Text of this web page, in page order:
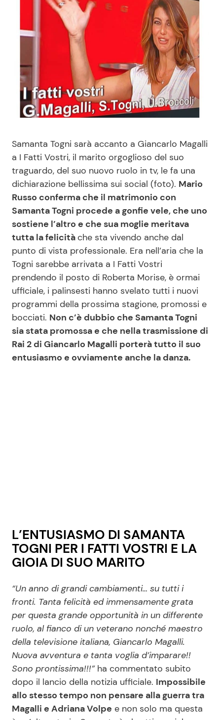
News Spettacolo
Benessere
Casa
Moda e Style
Mondo Mamma
News benessere
Salute
Viaggi e Turismo
Festività
Cucina e Ricette
Consigli di Cucina
Dolci
Le Ricette in TV
Primi Piatti
Ricette Facili e Veloci
Ricette Feste
Ricette per Bambini
Seguici
Info
Chi siamo
Samanta Togni sarà accanto a Giancarlo Magalli
a I Fatti Vostri, il marito orgoglioso del suo
traguardo, del suo nuovo ruolo in tv, le fa una
dichiarazione bellissima sui social (foto). Mario
Russo conferma che il matrimonio con
Samanta Togni procede a gonfie vele, che uno
sostiene l’altro e che sua moglie meritava
tutta la felicità che sta vivendo anche dal
punto di vista professionale. Era nell’aria che la
Togni sarebbe arrivata a I Fatti Vostri
prendendo il posto di Roberta Morise, è ormai
ufficiale, i palinsesti hanno svelato tutti i nuovi
programmi della prossima stagione, promossi e
bocciati. Non c’è dubbio che Samanta Togni
sia stata promossa e che nella trasmissione di
Rai 2 di Giancarlo Magalli porterà tutto il suo
entusiasmo e ovviamente anche la danza.
L’ENTUSIASMO DI SAMANTA
TOGNI PER I FATTI VOSTRI E LA
GIOIA DI SUO MARITO
“Un anno di grandi cambiamenti… su tutti i
fronti. Tanta felicità ed immensamente grata
per questa grande opportunità in un differente
ruolo, al fianco di un veterano nonché maestro
della televisione italiana, Giancarlo Magalli.
Nuova avventura e tanta voglia d’imparare!!
Sono prontissima!!!”ha commentato subito
dopo il lancio della notizia ufficiale. Impossibile
allo stesso tempo non pensare alla guerra tra
Magalli e Adriana Volpe e non solo ma questa